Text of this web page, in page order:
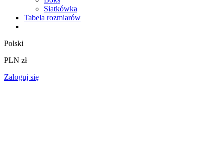
Siatkówka
Tabela rozmiarów
Polski
PLN zł
Zaloguj się